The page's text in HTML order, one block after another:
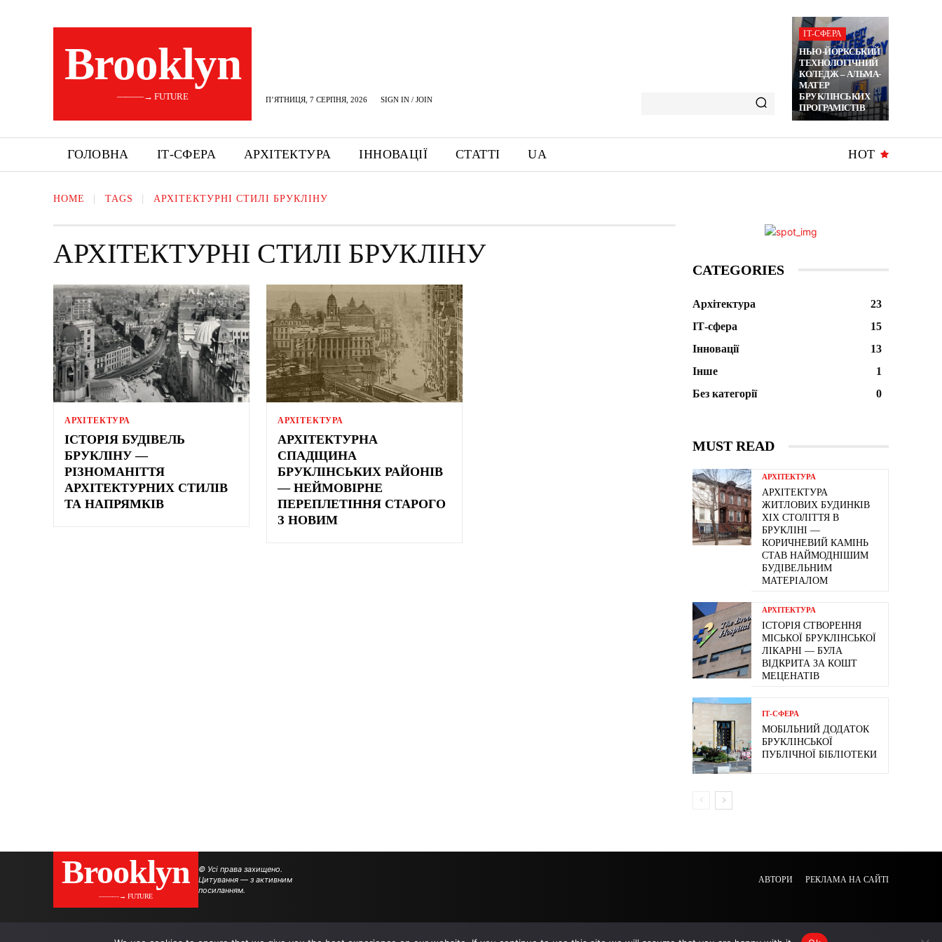
Brooklyn
———→ FUTURE П’ЯТНИЦЯ, 7 СЕРПНЯ, 2026 SIGN IN / JOIN
ІТ-СФЕРА
НЬЮ-ЙОРКСЬКИЙ
ТЕХНОЛОГІЧНИЙ
КОЛЕДЖ – АЛЬМА-
МАТЕР
БРУКЛІНСЬКИХ
ПРОГРАМІСТІВ
ГОЛОВНА ІТ-СФЕРА АРХІТЕКТУРА ІННОВАЦІЇ СТАТТІ UA HOT
HOME TAGS АРХІТЕКТУРНІ СТИЛІ БРУКЛІНУ
АРХІТЕКТУРНІ СТИЛІ БРУКЛІНУ
АРХІТЕКТУРА
ІСТОРІЯ БУДІВЕЛЬ
БРУКЛІНУ —
РІЗНОМАНІТТЯ
АРХІТЕКТУРНИХ СТИЛІВ
ТА НАПРЯМКІВ
АРХІТЕКТУРА
АРХІТЕКТУРНА
СПАДЩИНА
БРУКЛІНСЬКИХ РАЙОНІВ
— НЕЙМОВІРНЕ
ПЕРЕПЛЕТІННЯ СТАРОГО
З НОВИМ
CATEGORIES
Архітектура
23
ІТ-сфера
15
Інновації
13
Інше
1
Без категорії
0
MUST READ
АРХІТЕКТУРА
АРХІТЕКТУРА
ЖИТЛОВИХ БУДИНКІВ
ХІХ СТОЛІТТЯ В
БРУКЛІНІ —
КОРИЧНЕВИЙ КАМІНЬ
СТАВ НАЙМОДНІШИМ
БУДІВЕЛЬНИМ
МАТЕРІАЛОМ
АРХІТЕКТУРА
ІСТОРІЯ СТВОРЕННЯ
МІСЬКОЇ БРУКЛІНСЬКОЇ
ЛІКАРНІ — БУЛА
ВІДКРИТА ЗА КОШТ
МЕЦЕНАТІВ
ІТ-СФЕРА
МОБІЛЬНИЙ ДОДАТОК
БРУКЛІНСЬКОЇ
ПУБЛІЧНОЇ БІБЛІОТЕКИ
Brooklyn
———→ FUTURE
© Усі права захищено.
Цитування — з активним
посиланням.
АВТОРИ РЕКЛАМА НА САЙТІ